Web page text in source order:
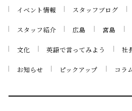
イベント情報 スタッフブログ
スタッフ紹介 広島 宮島
文化 英語で言ってみよう 社
お知らせ ピックアップ コラ